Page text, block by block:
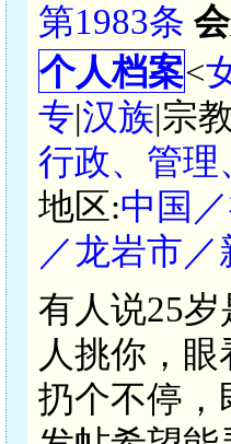
第1983条
个人档案<
专|汉族|宗
行政、管理
地区:中国
／龙岩市／
有人说25
人挑你，
扔个不停，